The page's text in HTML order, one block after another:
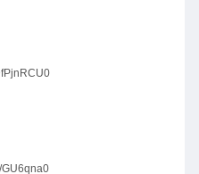
GU6qna0